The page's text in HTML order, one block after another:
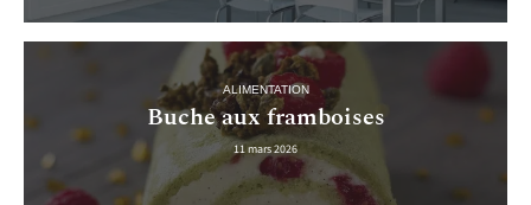
ALIMENTATION
Buche aux framboises
11 mars 2026